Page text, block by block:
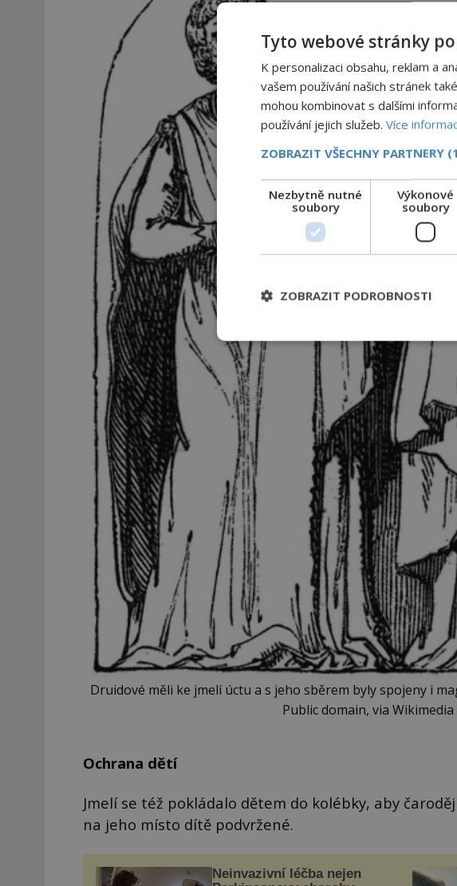
Druidové měli ke jmelí úctu a s jeho sběrem byly spojeny i
Public domain, via
Ochrana dětí
Jmelí se též pokládalo dětem do kolébky, aby
na jeho místo dítě podvržené.
Neinvazivní léčba nejen
Tyto webové stránky
K personalizaci obsahu, reklam a
vašem používání našich stránek
mohou kombinovat s dalšími
používání jejich služeb. Více
ZOBRAZIT VŠECHNY PARTNERY
Nezbytně nutné
soubory
Výkonové
soubory
ZOBRAZIT PODROBNOSTI